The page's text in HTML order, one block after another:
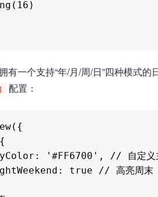
有一个支持“年/月/周/日”四种模式
配置：